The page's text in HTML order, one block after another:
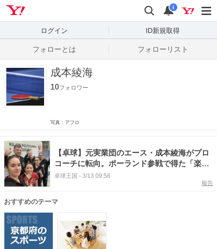
検索
通知
i
ログイン ID新規取得
フォローとは フォローリスト
成本綾海
10フォロワー
写真：アフロ
【卓球】元実業団のエース・成本綾海がプロ
コーチに転向。ポーランド参戦で得た「楽し
む卓球」
卓球王国 - 3/13 09:58
報告
おすすめのテーマ